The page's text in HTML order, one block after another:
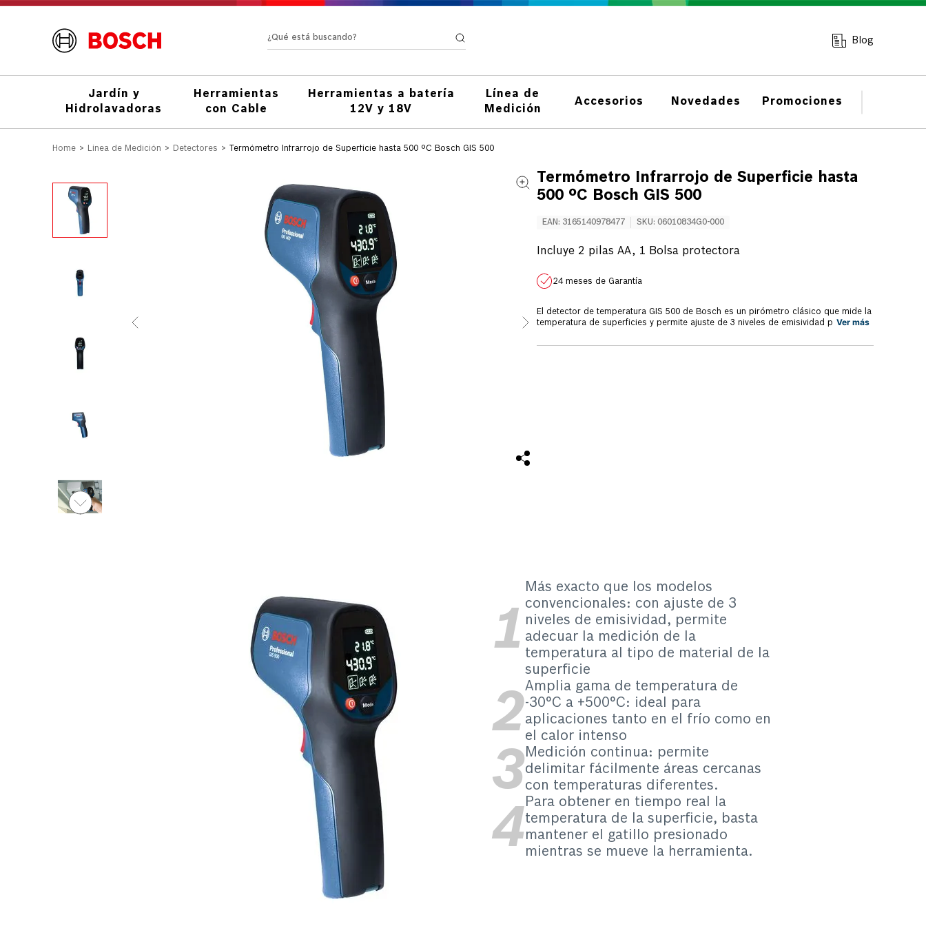
¿Qué está buscando? Blog
Jardín y
Hidrolavadoras
Herramientas
con Cable
Herramientas a batería
12V y 18V
Línea de
Medición
Accesorios Novedades Promociones
Línea de Medición Detectores Termómetro Infrarrojo de Superficie hasta 500 ºC Bosch GIS 500
Termómetro Infrarrojo de Superficie hasta
500 ºC Bosch GIS 500
EAN : 3165140978477 SKU: 06010834G0-000
Incluye 2 pilas AA, 1 Bolsa protectora
24 meses de Garantía
El detector de temperatura GIS 500 de Bosch es un pirómetro clásico que mide la
temperatura de superficies y permite ajuste de 3 niveles de emisividad para
para superficies frías y extremadamente calientes. El detector de temperatura GIS
Ver más
Más exacto que los modelos
convencionales: con ajuste de 3
niveles de emisividad, permite
adecuar la medición de la
temperatura al tipo de material de la
superficie
Amplia gama de temperatura de
-30°C a +500°C: ideal para
aplicaciones tanto en el frío como en
el calor intenso
Medición continua: permite
delimitar fácilmente áreas cercanas
con temperaturas diferentes.
Para obtener en tiempo real la
temperatura de la superficie, basta
mantener el gatillo presionado
mientras se mueve la herramienta.